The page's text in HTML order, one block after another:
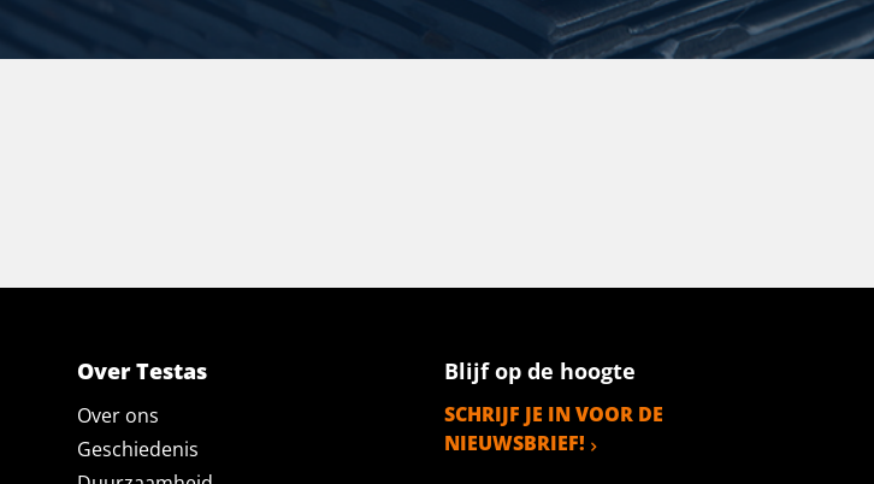
Over Testas
Over ons
Geschiedenis
Blijf op de hoogte
SCHRIJF JE IN VOOR DE
NIEUWSBRIEF!